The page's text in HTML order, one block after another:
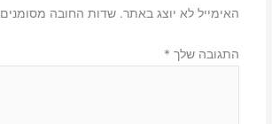
האימייל לא יוצג באתר. שדות החובה מסומנים
התגובה שלך *